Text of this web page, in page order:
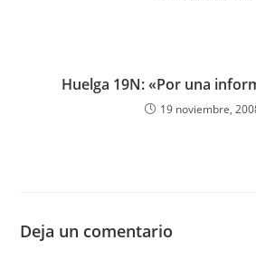
Huelga 19N: «Por una
19 noviembre,
Deja un comentario